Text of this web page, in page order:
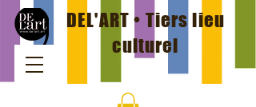
DEL'ART • Tiers lieu
culturel